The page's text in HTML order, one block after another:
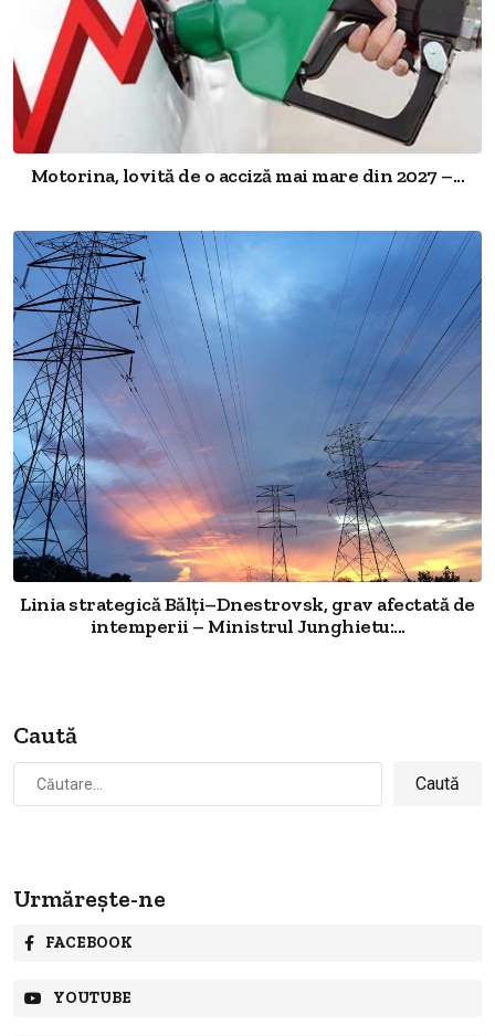
Motorina, lovită de o acciză mai mare din 2027 –...
Linia strategică Bălți–Dnestrovsk, grav afectată de
intemperii – Ministrul Junghietu:...
Caută
Caută
după:
Urmărește-ne
FACEBOOK
YOUTUBE